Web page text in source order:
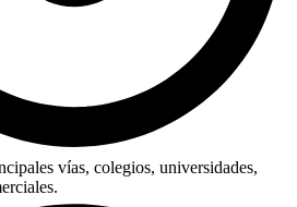
vías, colegios, universidades,